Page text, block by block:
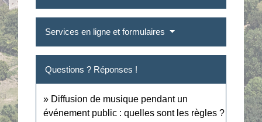
Services en ligne et formulaires
Questions ? Réponses !
Diffusion de musique pendant un
événement public : quelles sont les règles ?